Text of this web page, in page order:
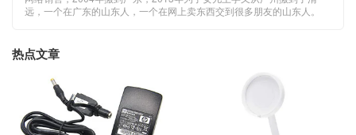
远，一个在广东的山东人，一个在网上卖东西交到很多朋友的山东人。
热点文章